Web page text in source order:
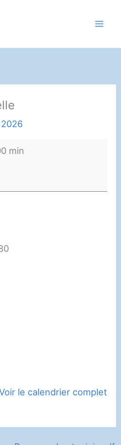
min
le calendrier complet